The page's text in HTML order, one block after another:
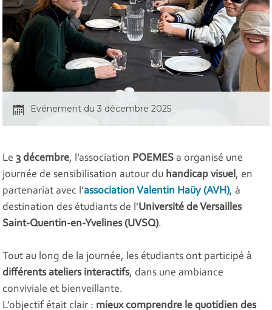
Evénement du 3 décembre 2025
Le3 décembre, l’association POEMES a organisé une
journée de sensibilisation autour du handicap visuel, en
partenariat avec l’association Valentin Haüy (AVH), à
destination des étudiants de l’Université de Versailles
Saint-Quentin-en-Yvelines (UVSQ).
Tout au long de la journée, les étudiants ont participé à
différents ateliers interactifs, dans une ambiance
conviviale et bienveillante.
L’objectif était clair : mieux comprendre le quotidien des